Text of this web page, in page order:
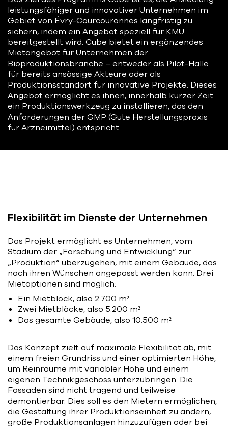
leistungsfähiger und innovativer Unternehmen im
Gebiet von Évry-Courcouronnes langfristig zu
sichern, indem ein Angebot speziell für KMU
bereitgestellt wird. Cube bietet ein ergänzendes
Mietangebot für Unternehmen der
Bioproduktionsbranche – entweder als Pilot-Halle
für bereits ansässige Akteure oder als
Produktionsstandort für innovative Projekte. Dieses
Angebot ermöglicht es ihnen, innerhalb kurzer Zeit
ein Produktionswerkzeug zu installieren, das den
Anforderungen der GMP (Gute Herstellungspraxis
für Arzneimittel) entspricht.
Flexibilität im Dienste der Unternehmen
Das Projekt ermöglicht es Unternehmen, vom
Stadium der „Forschung und Entwicklung“ zur
„Produktion“ überzugehen, mit einem Gebäude, das
nach ihren Wünschen angepasst werden kann. Drei
Mietoptionen sind möglich:
Ein Mietblock, also 2.700 m²
Zwei Mietblöcke, also 5.200 m²
Das gesamte Gebäude, also 10.500 m²
Das Konzept zielt auf maximale Flexibilität ab, mit
einem freien Grundriss und einer optimierten Höhe,
um Reinräume mit variabler Höhe und einem
eigenen Technikgeschoss unterzubringen. Die
Fassaden sind nicht tragend und teilweise
demontierbar. Dies soll es den Mietern ermöglichen,
die Gestaltung ihrer Produktionseinheit zu ändern,
große Produktionsanlagen hinzuzufügen oder bei